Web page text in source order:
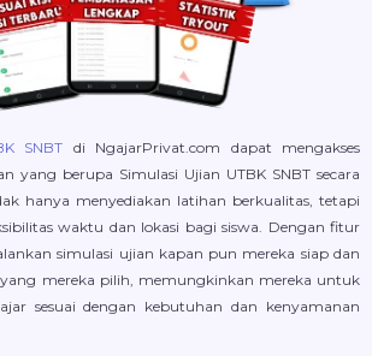
SNBT di NgajarPrivat.com dapat mengakses
yang berupa Simulasi Ujian UTBK SNBT secara
hanya menyediakan latihan berkualitas, tetapi
waktu dan lokasi bagi siswa. Dengan fitur
simulasi ujian kapan pun mereka siap dan
mereka pilih, memungkinkan mereka untuk
sesuai dengan kebutuhan dan kenyamanan